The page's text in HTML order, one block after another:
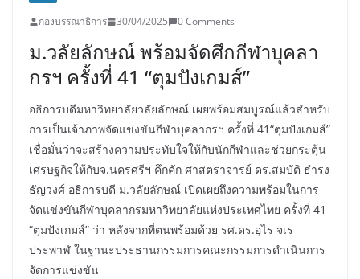
กองบรรณาธิการ 30/04/2025 0 Comments
ม.วลัยลักษณ์ พร้อมจัดศึกกีฬาบุคลา
กรฯ ครั้งที่ 41 “ตุมปังเกมส์”
อธิการบดีมหาวิทยาลัยวลัยลักษณ์ เผยพร้อมสมบูรณ์แล้วสำหรับ
การเป็นเจ้าภาพจัดแข่งขันกีฬาบุคลากรฯ ครั้งที่ 41“ตุมปังเกมส์”
เชื่อมั่นว่าจะสร้างความประทับใจให้กับนักกีฬาและช่วยกระตุ้น
เศรษฐกิจให้กับจ.นครศรีฯ คึกคัก ศาสตราจารย์ ดร.สมบัติ ธำรง
ธัญวงศ์ อธิการบดี ม.วลัยลักษณ์ เปิดเผยถึงความพร้อมในการ
จัดแข่งขันกีฬาบุคลากรมหาวิทยาลัยแห่งประเทศไทย ครั้งที่ 41
“ตุมปังเกมส์” ว่า หลังจากที่ตนพร้อมด้วย รศ.ดร.อุไร จเร
ประพาฬ ในฐานะประธานกรรมการคณะกรรมการดำเนินการ
จัดการแข่งขัน